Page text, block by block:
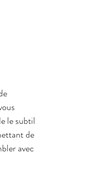
le subtil
de
avec